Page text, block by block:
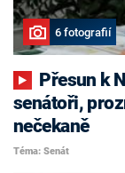
6 fotografií
senátoři,
nečekaně
Téma: Senát